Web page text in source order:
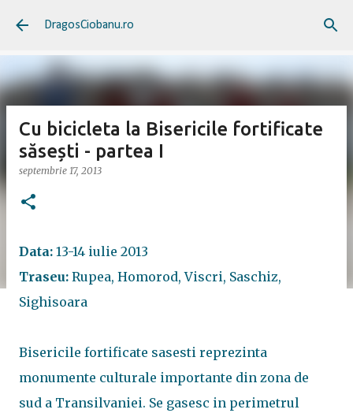
Treceți la conținutul principal
DragosCiobanu.ro
Cu bicicleta la Bisericile fortificate
săsești - partea I
septembrie 17, 2013
Data: 13-14 iulie 2013
Traseu: Rupea, Homorod, Viscri, Saschiz,
Sighisoara
Bisericile fortificate sasesti reprezinta
monumente culturale importante din zona de
sud a Transilvaniei. Se gasesc in perimetrul